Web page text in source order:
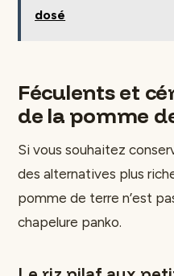
dosé
Féculents et
de la pomme
Si vous souhaitez
des alternatives plus
pomme de terre n’est
chapelure panko.